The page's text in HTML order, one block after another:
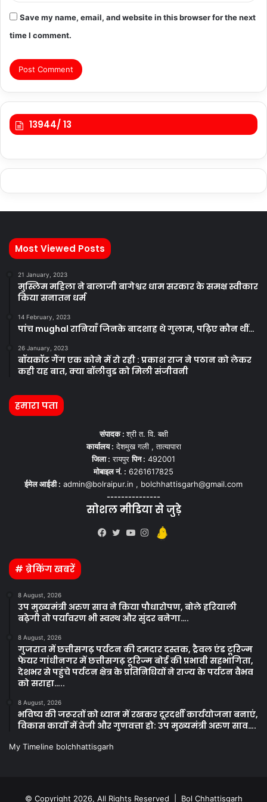
Save my name, email, and website in this browser for the next
time I comment.
13944/ 13
Most Viewed Posts
21 January, 2023
मुस्लिम महिला ने बालाजी बागेश्वर धाम सरकार के समक्ष स्वीकार
किया सनातन धर्म
14 February, 2023
पांच mughal रानियाँ जिनके बादशाह थे गुलाम, पढ़िए कौन थीं…
26 January, 2023
बॉयकॉट गैंग एक कोने में रो रही : प्रकाश राज ने पठान को लेकर
कही यह बात, क्या बॉलीवुड को मिली संजीवनी
हमारा पता
संपादक :श्री त. वि. बक्षी
कार्यालय : देशमुख गली , तात्यापारा
जिला : रायपुरपिन : 492001
मोबाइल नं. : 6261617825
ईमेल आईडी : admin@bolraipur.in , bolchhattisgarh@gmail.com
---------------
सोशल मीडिया से जुड़े
# ब्रेकिंग खबरें
8 August, 2026
उप मुख्यमंत्री अरुण साव ने किया पौधारोपण, बोले हरियाली
बढ़ेगी तो पर्यावरण भी स्वस्थ और सुंदर बनेगा….
8 August, 2026
गुजरात में छत्तीसगढ़ पर्यटन की दमदार दस्तक, ट्रैवल एंड टूरिज्म
फेयर गांधीनगर में छत्तीसगढ़ टूरिज्म बोर्ड की प्रभावी सहभागिता,
देशभर से पहुंचे पर्यटन क्षेत्र के प्रतिनिधियों ने राज्य के पर्यटन वैभव
को सराहा…..
8 August, 2026
भविष्य की जरूरतों को ध्यान में रखकर दूरदर्शी कार्ययोजना बनाएं,
विकास कार्यों में तेजी और गुणवत्ता हो: उप मुख्यमंत्री अरुण साव….
My Timeline bolchhattisgarh
© Copyright 2026, All Rights Reserved | Bol Chhattisgarh